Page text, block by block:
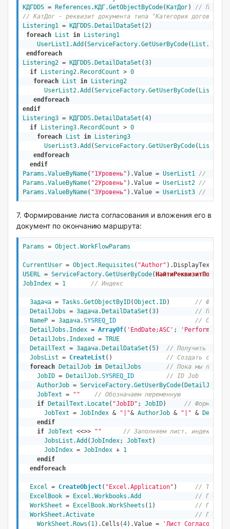
КДГDDS = References . КДГ.GetObjectByCode( КатДог ) //
// КатДог - реквизит документа типа "Категория договора"
Listering1 = КДГDDS.DetailDataSet (2)
foreach
List in
Listering1
UserList1.Add (ServiceFactory.GetUserByCode(
endforeach
Listering2 = КДГDDS.DetailDataSet (3)
if
Listering2.RecordCount > 0
foreach
List in
Listering2
UserList2.Add (ServiceFactory.GetUserByCode(
endforeach
endif
Listering3 = КДГDDS.DetailDataSet (4)
if
Listering3.RecordCount > 0
foreach
List in
Listering3
UserList3.Add (ServiceFactory.GetUserByCode(
endforeach
endif
Params.ValueByName( "1Уровень" ).Value = UserList1 //
Params.ValueByName( "2Уровень" ).Value = UserList2 //
Params.ValueByName( "3Уровень" ).Value = UserList3 //
7. Формирование листа согласования и вложения его в
документ по окончанию маршрута:
Params = Object .WorkFlowParams
CurrentUser = Object .Requisites ( "Author"
USERL = ServiceFactory.GetUserByCode( НайтиРеквизитПоФИО
JobIndex = 1 // Индекс
Задача = Tasks .GetObjectByID(Object .ID) //
DetailJobs = Задача.DetailDataSet (3) //
NameP = Задача.SYSREQ_ID
//
DetailJobs.Index = ArrayOf( 'EndDate;ASC' ;
DetailJobs.Indexed
= TRUE
DetailText = Задача.DetailDataSet (5) // Получить
JobsList = CreateList() // Создать список
foreach
DetailJob in DetailJobs
// Пока мы
JobID = DetailJob.SYSREQ_ID
// ID Job
AuthorJob = ServiceFactory.GetUserByCode(
JobText = ""
// Обозначаем переменную
if
DetailText.Locate( "JobID" ; JobID) // Формируем
JobText = JobIndex & "|"& AuthorJob & "|" &
endif
if JobText <<>> ""
// Заполняем лист,
JobsList.Add (JobIndex; JobText )
JobIndex = JobIndex + 1
endif
endforeach
Excel = CreateObject( "Excel.Application" ) // Теперь
ExcelBook = Excel.Workbooks.Add
//
WorkSheet = ExcelBook.WorkSheets ( 1) //
WorkSheet.Activate
//
WorkSheet.Rows ( 1).Cells(4).Value =
'Лист